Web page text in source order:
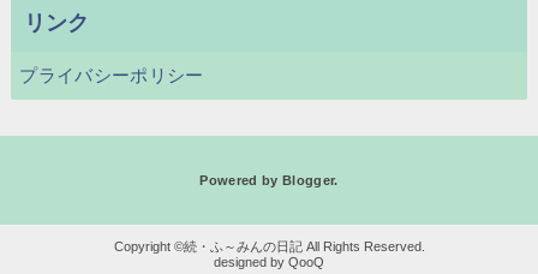
リンク
プライバシーポリシー
Powered by Blogger.
続・ふ～みんの日記
QooQ